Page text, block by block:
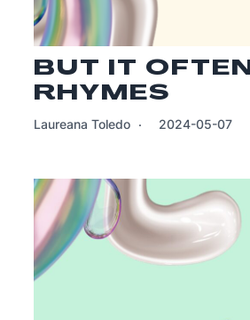
BUT IT
RHYMES
Laureana Toledo 2024-05-07